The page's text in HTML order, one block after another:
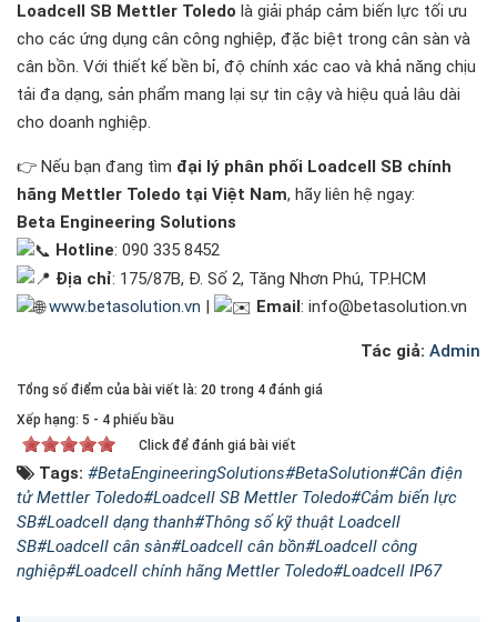
Loadcell SB Mettler Toledo là giải pháp cảm biến lực tối ưu
cho các ứng dụng cân công nghiệp, đặc biệt trong cân sàn và
cân bồn. Với thiết kế bền bỉ, độ chính xác cao và khả năng chịu
tải đa dạng, sản phẩm mang lại sự tin cậy và hiệu quả lâu dài
cho doanh nghiệp.
👉 Nếu bạn đang tìm đại lý phân phối Loadcell SB chính
hãng Mettler Toledo tại Việt Nam, hãy liên hệ ngay:
Beta Engineering Solutions
Hotline: 090 335 8452
Địa chỉ: 175/87B, Đ. Số 2, Tăng Nhơn Phú, TP.HCM
www.betasolution.vn | Email: info@betasolution.vn
Tác giả: Admin
Tổng số điểm của bài viết là: 20 trong 4 đánh giá
Xếp hạng: 5 - 4 phiếu bầu
Click để đánh giá bài viết
Tags: #BetaEngineeringSolutions#BetaSolution#Cân điện
tử Mettler Toledo#Loadcell SB Mettler Toledo#Cảm biến lực
SB#Loadcell dạng thanh#Thông số kỹ thuật Loadcell
SB#Loadcell cân sàn#Loadcell cân bồn#Loadcell công
nghiệp#Loadcell chính hãng Mettler Toledo#Loadcell IP67